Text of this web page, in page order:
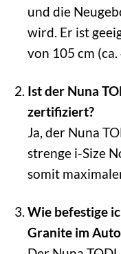
und die
wird. Er ist
von 105 cm (ca.
Ist der Nuna
zertifiziert?
Ja, der Nuna
strenge i-Size
somit
Wie befestige
Granite im